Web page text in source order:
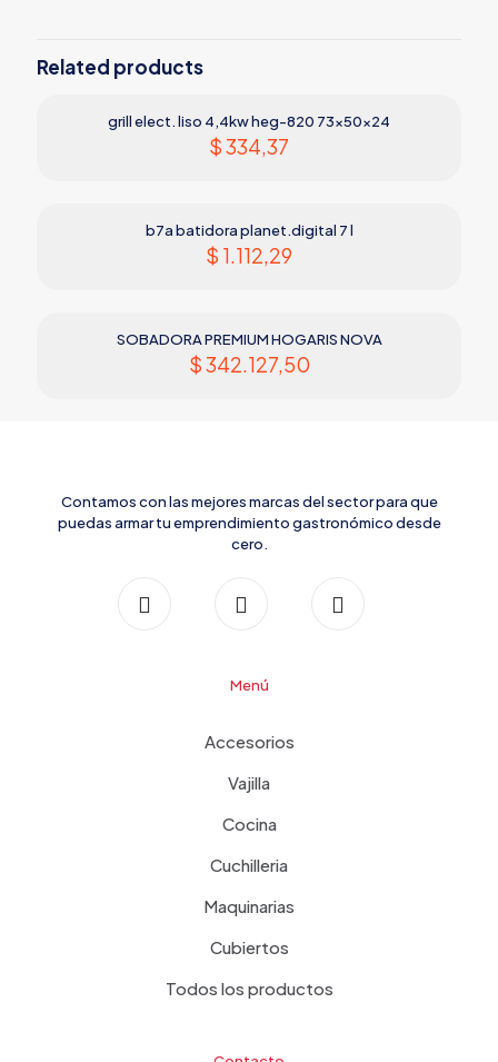
LARGO RODILLO
Related products
grill elect. liso 4,4kw heg-820 73x50x24
$334,37
b7a batidora planet.digital 7 l
$ 1.112,29
SOBADORA PREMIUM HOGARIS NOVA
$342.127,50
Contamos con las mejores marcas del sector para que
puedas armar tu emprendimiento gastronómico desde
cero.
Menú
Accesorios
Vajilla
Cocina
Cuchilleria
Maquinarias
Cubiertos
Todos los productos